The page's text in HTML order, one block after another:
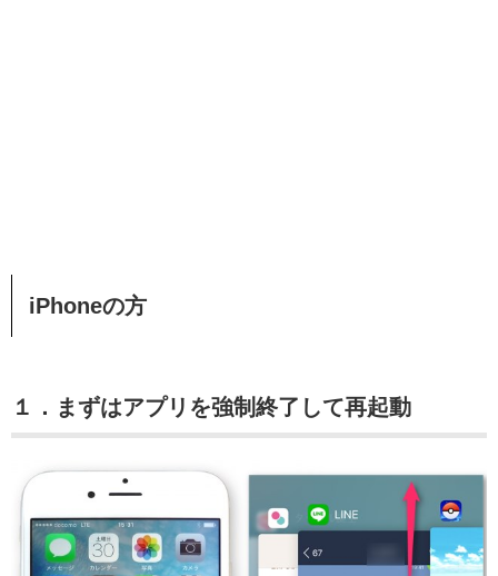
iPhoneの方
１．まずはアプリを強制終了して再起動